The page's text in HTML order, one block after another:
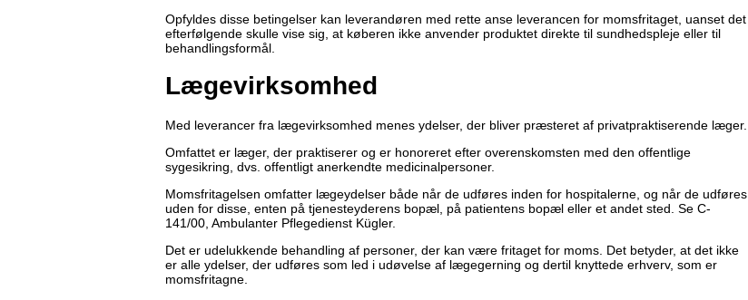
Opfyldes disse betingelser kan leverandøren med rette anse leverancen for momsfritaget, uanset det
efterfølgende skulle vise sig, at køberen ikke anvender produktet direkte til sundhedspleje eller til
behandlingsformål.
Lægevirksomhed
Med leverancer fra lægevirksomhed menes ydelser, der bliver præsteret af privatpraktiserende læger.
Omfattet er læger, der praktiserer og er honoreret efter overenskomsten med den offentlige
sygesikring, dvs. offentligt anerkendte medicinalpersoner.
Momsfritagelsen omfatter lægeydelser både når de udføres inden for hospitalerne, og når de udføres
uden for disse, enten på tjenesteyderens bopæl, på patientens bopæl eller et andet sted. Se C-
141/00, Ambulanter Pflegedienst Kügler.
Det er udelukkende behandling af personer, der kan være fritaget for moms. Det betyder, at det ikke
er alle ydelser, der udføres som led i udøvelse af lægegerning og dertil knyttede erhverv, som er
momsfritagne.